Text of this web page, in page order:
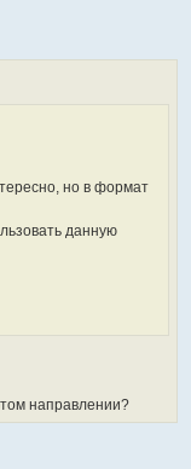
но в формат
данную
направлении?